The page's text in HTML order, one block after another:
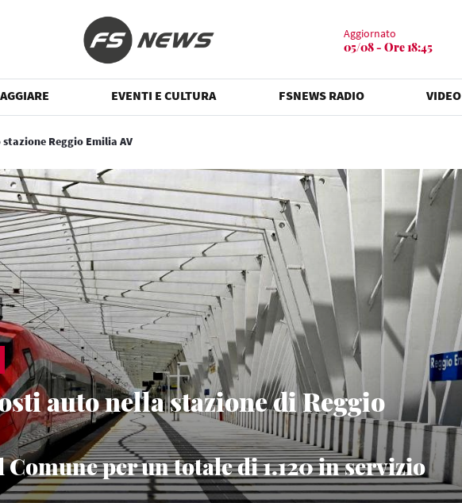
Aggiornato
05/08 - Ore 18:45
EVENTI E CULTURA FSNEWS RADIO VIDEO
Reggio Emilia AV
auto nella stazione di Reggio
Comune per un totale di 1.120 in servizio